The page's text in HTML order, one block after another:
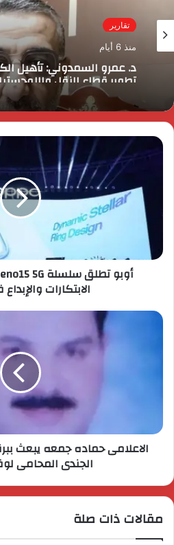
تقارير
منذ 6 أيام
د. عمرو السمدوني: تأهيل
تطوير قطاع النقل
الابتكارات
الاعلامى حماده جمعه يبعث
الجندى المحامى
مقالات ذات صلة